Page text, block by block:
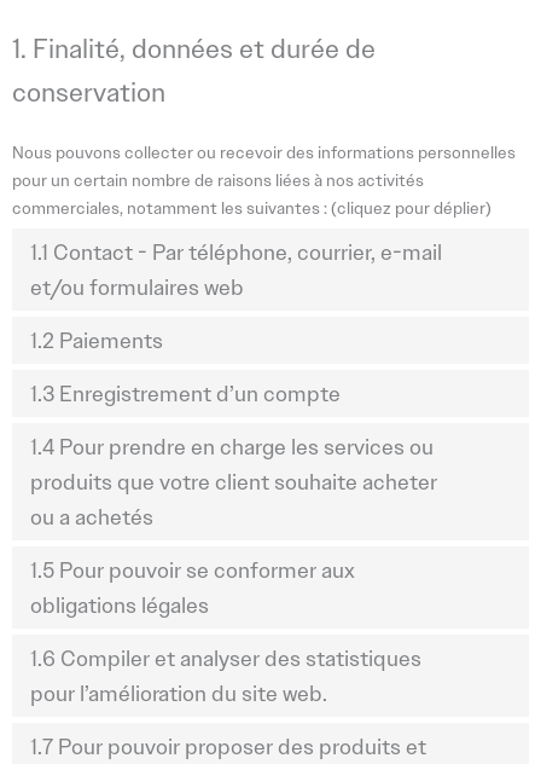
1. Finalité, données et durée de
conservation
Nous pouvons collecter ou recevoir des informations personnelles
pour un certain nombre de raisons liées à nos activités
commerciales, notamment les suivantes : (cliquez pour déplier)
1.1 Contact - Par téléphone, courrier, e-mail
et/ou formulaires web
1.2 Paiements
1.3 Enregistrement d’un compte
1.4 Pour prendre en charge les services ou
produits que votre client souhaite acheter
ou a achetés
1.5 Pour pouvoir se conformer aux
obligations légales
1.6 Compiler et analyser des statistiques
pour l’amélioration du site web.
1.7 Pour pouvoir proposer des produits et